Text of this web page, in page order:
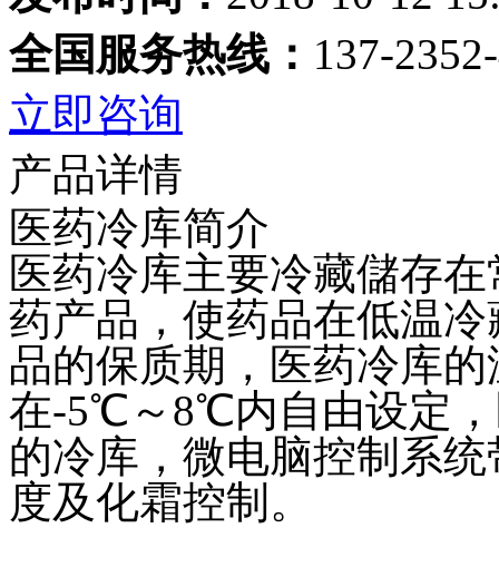
全国服务热线： 137-
立即咨询
产品详情
医药冷库简介
医药冷库主要冷藏儲存
药产品，使药品在低温
品的保质期，医药冷库
在-5℃～8℃内自由设定，
的冷库，微电脑控制系
度及化霜控制。